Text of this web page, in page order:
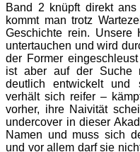
Band 2 knüpft direkt
kommt man trotz
Geschichte rein. Unsere
untertauchen und wird
der Former
ist aber auf der Suche
deutlich entwickelt und
verhält sich reifer –
vorher, ihre Naivität
undercover in dieser
Namen und muss sich
und vor allem darf sie